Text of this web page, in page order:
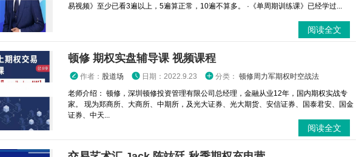
易视频》至少已看3遍以上，5遍算正常，10遍不算多。 ·《单周期训练课》已经学过...
阅读全文
顿修 期权实盘辅导课 视频课程
作者： 股道场 日期：2022.9.23 分类： 顿修周力军期权时空战法
老师介绍： 顿修，深圳顿修投资管理有限公司总经理，金融从业12年，国内期权实战专
家。 现为郑商所、大商所、中期所，及光大证券、光大期货、安信证券、国泰君安、国金
证券、中天...
阅读全文